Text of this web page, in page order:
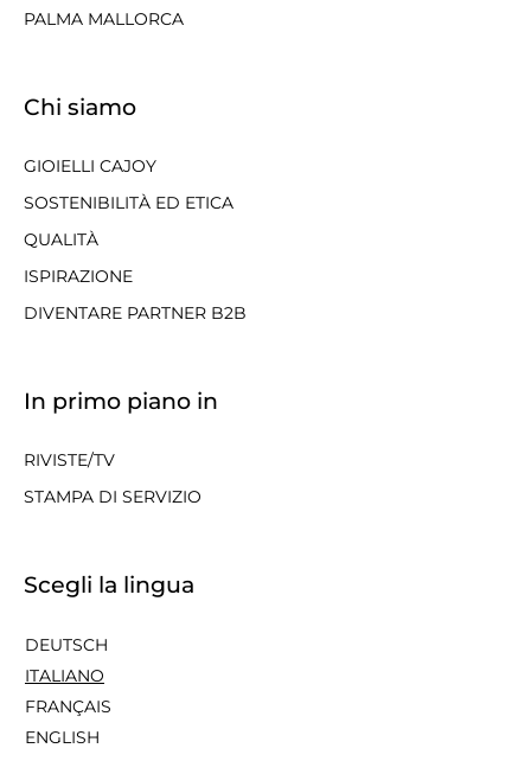
PALMA MALLORCA
Chi siamo
GIOIELLI CAJOY
SOSTENIBILITÀ ED ETICA
QUALITÀ
ISPIRAZIONE
DIVENTARE PARTNER B2B
In primo piano in
RIVISTE/TV
STAMPA DI SERVIZIO
Scegli la lingua
DEUTSCH
ITALIANO
FRANÇAIS
ENGLISH